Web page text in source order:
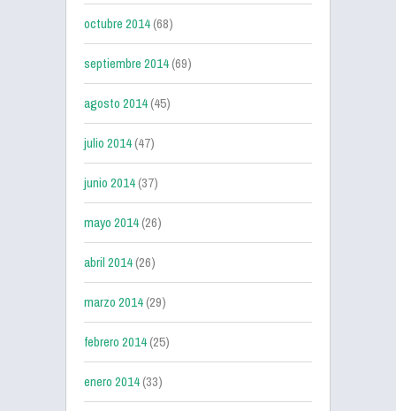
octubre 2014(68)
septiembre 2014(69)
agosto 2014(45)
julio 2014(47)
junio 2014(37)
mayo 2014(26)
abril 2014(26)
marzo 2014(29)
febrero 2014(25)
enero 2014(33)